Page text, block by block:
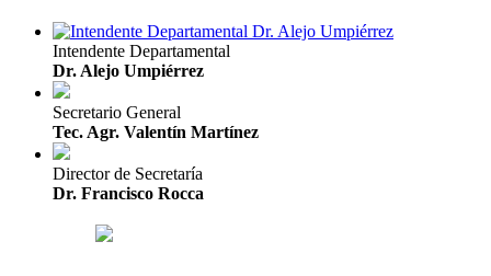
Intendente Departamental
Dr. Alejo Umpiérrez
Secretario General
Tec. Agr. Valentín Martínez
Director de Secretaría
Dr. Francisco Rocca